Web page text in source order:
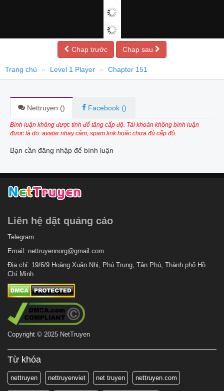
Chap trước Chap sau
Trang chủ Level 1 Player Chapter 151
Nettruyen () Facebook ()
Bình luận không được tính để tăng cấp độ. Tài khoản không bình luận
được là do: avatar nhạy cảm, spam link hoặc chưa đủ cấp độ.
Bạn cần đăng nhập để bình luận
Liên hệ dặt quảng cáo
Telegram:
Email: nettruyennorg@gmail.com
Địa chỉ: 19/6/9 Hoàng Xuân Nhị, Phú Trung, Tân Phú, Thành phố Hồ
Chí Minh
Copyright © 2025 NetTruyen
Từ khóa
nettruyen nettruyenviet net truyen nettruyen.com